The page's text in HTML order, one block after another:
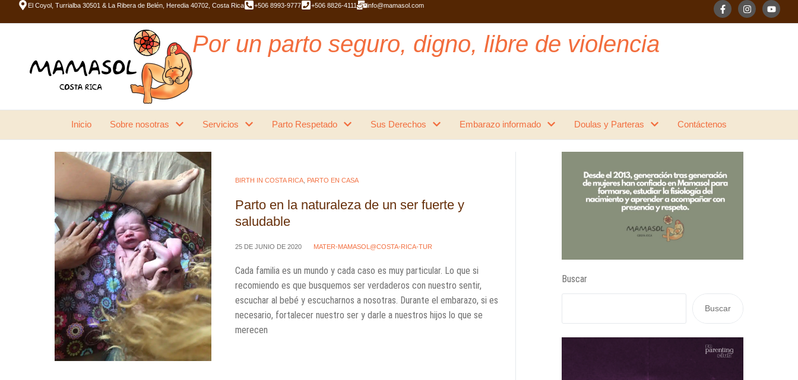
El Coyol, Turrialba 30501 & La Ribera de Belén, Heredia 40702, Costa Rica +506 8993-9777 +506 8826-4111 info@mamasol.com
Por un parto seguro, digno, libre de violencia
Inicio Sobre nosotras Servicios Parto Respetado Sus Derechos Embarazo informado Doulas y Parteras Contáctenos
BIRTH IN COSTA RICA PARTO EN CASA
Parto en la naturaleza de un ser fuerte y
saludable
25 DE JUNIO DE 2020 MATER-MAMASOL@COSTA-RICA-TUR
Cada familia es un mundo y cada caso es muy particular. Lo que si
recomiendo es que busquemos ser verdaderos con nuestro sentir,
escuchar al bebé y escucharnos a nosotras. Durante el embarazo, si es
necesario, fortalecer nuestro ser y darle a nuestros hijos lo que se
merecen
Buscar
Buscar